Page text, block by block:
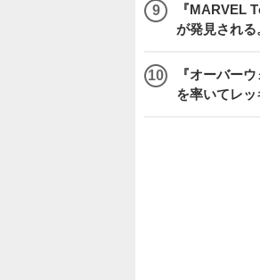
『MARVEL
が発見され
『オーバー
を率いてレ